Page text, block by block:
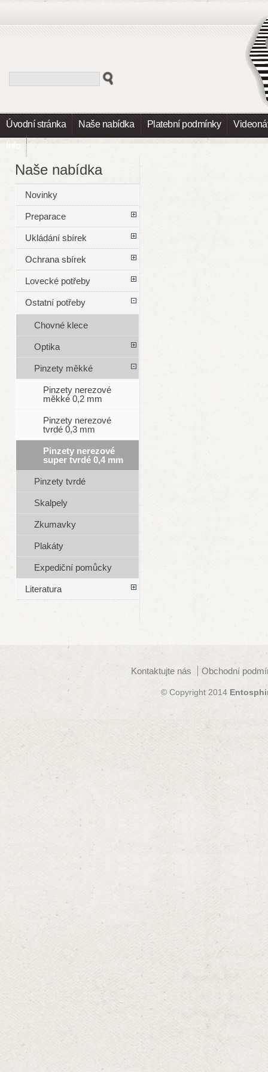
Úvodní stránka Naše nabídka Platební podmínky
Info
Naše nabídka
Novinky
Preparace
Ukládání sbírek
Ochrana sbírek
Lovecké potřeby
Ostatní potřeby
Chovné klece
Optika
Pinzety měkké
Pinzety nerezové
měkké 0,2 mm
Pinzety nerezové
tvrdé 0,3 mm
Pinzety nerezové
super tvrdé 0,4 mm
Pinzety tvrdé
Skalpely
Zkumavky
Plakáty
Expediční pomůcky
Literatura
Kontaktujte nás Obchodní
© Copyright 2014